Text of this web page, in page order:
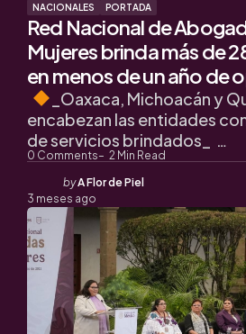
NACIONALES PORTADA
Red Nacional de
Mujeres brinda más de
en menos de un año de
0 Comments 2 Min Read
_Oaxaca, Michoacán y
encabezan las entidades
de servicios brindados_ …
Posted
by
byA Flor de Piel
3 meses ago